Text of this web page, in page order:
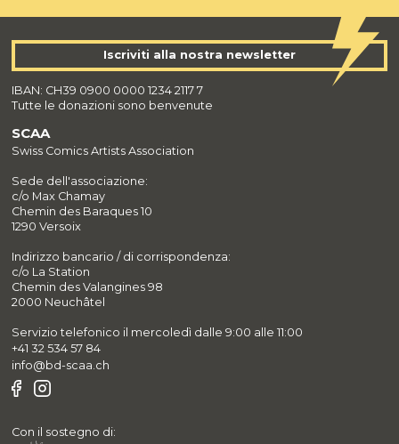
SCAA
Swiss Comics Artists Association
Sede dell'associazione:
c/o Max Chamay
Chemin des Baraques 10
1290 Versoix
Indirizzo bancario / di corrispondenza:
c/o La Station
Chemin des Valangines 98
2000 Neuchâtel
Servizio telefonico il mercoledì dalle 9:00 alle 11:00
+41 32 534 57 84
info@bd-scaa.ch
Con il sostegno di:
Iscriviti alla nostra newsletter
IBAN: CH39 0900 0000 1234 2117 7
Tutte le donazioni sono benvenute